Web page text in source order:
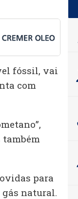
fóssil, vai
com
para
gás natural.